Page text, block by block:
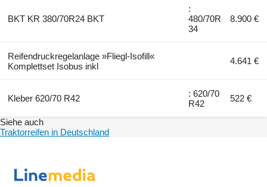
BKT KR 380/70R24 BKT
:
480/70R
34
8.900 €
Reifendruckregelanlage »Fliegl-Isofill«
Komplettset Isobus inkl
4.641 €
Kleber 620/70 R42
: 620/70
R42
522 €
Siehe auch
Traktorreifen in Deutschland